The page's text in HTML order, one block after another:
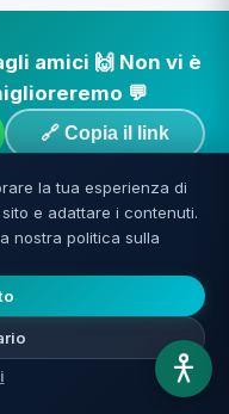
amici 🙌 Non vi è
💬
🔗 Copia il link
la tua esperienza di
e adattare i contenuti.
nostra politica sulla